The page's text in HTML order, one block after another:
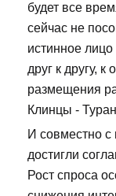
будет все
сейчас не
истинное
друг к другу,
размещения
Клинцы -
И совместно
достигли
Рост спроса